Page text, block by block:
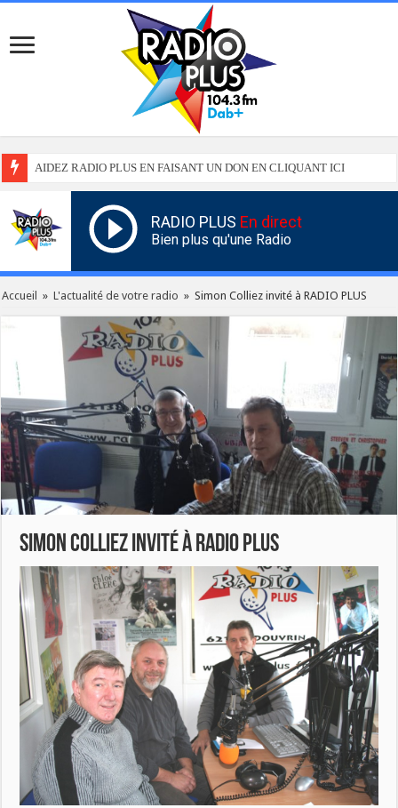
AIDEZ RADIO PLUS EN FAISANT UN DON EN CLIQUANT ICI
RADIO PLUS En direct
Bien plus qu'une Radio
Accueil » L'actualité de votre radio » Simon Colliez invité à RADIO PLUS
Simon Colliez invité à RADIO PLUS